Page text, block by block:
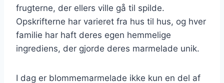
frugterne, der ellers ville gå til spilde.
Opskrifterne har varieret fra hus til hus, og hver
familie har haft deres egen hemmelige
ingrediens, der gjorde deres marmelade unik.
I dag er blommemarmelade ikke kun en del af